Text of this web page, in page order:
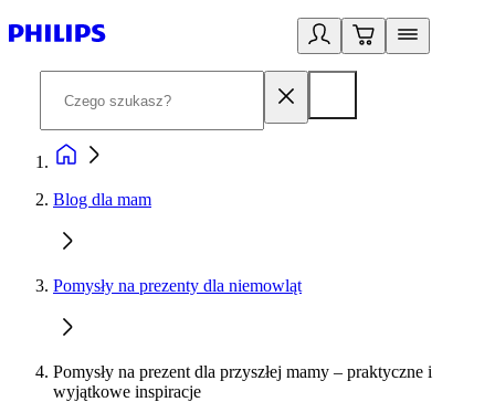
Blog dla mam
Pomysły na prezenty dla niemowląt
Pomysły na prezent dla przyszłej mamy – praktyczne i
wyjątkowe inspiracje